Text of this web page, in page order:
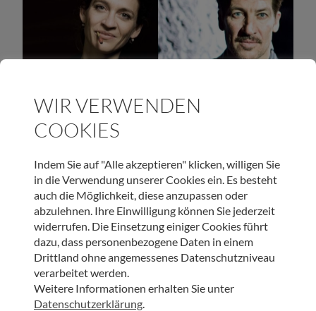
Julia und Tobias Moretti fürs Hospizhaus Tirol
Beitrag lesen
UNSER NEWSLETTER:
WIR VERWENDEN
COOKIES
Indem Sie auf "Alle akzeptieren" klicken, willigen Sie
in die Verwendung unserer Cookies ein. Es besteht
auch die Möglichkeit, diese anzupassen oder
abzulehnen. Ihre Einwilligung können Sie jederzeit
widerrufen. Die Einsetzung einiger Cookies führt
dazu, dass personenbezogene Daten in einem
Drittland ohne angemessenes Datenschutzniveau
verarbeitet werden.
Weitere Informationen erhalten Sie unter
Datenschutzerklärung.